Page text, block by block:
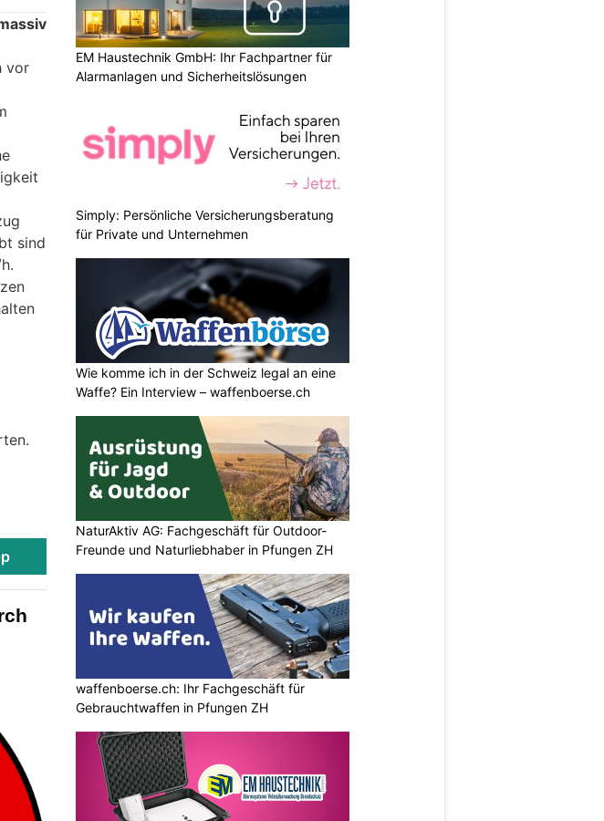
vor
sind
EM Haustechnik GmbH: Ihr Fachpartner für
Alarmanlagen und Sicherheitslösungen
Simply: Persönliche Versicherungsberatung
für Private und Unternehmen
Wie komme ich in der Schweiz legal an eine
Waffe? Ein Interview – waffenboerse.ch
NaturAktiv AG: Fachgeschäft für Outdoor-
Freunde und Naturliebhaber in Pfungen ZH
waffenboerse.ch: Ihr Fachgeschäft für
Gebrauchtwaffen in Pfungen ZH